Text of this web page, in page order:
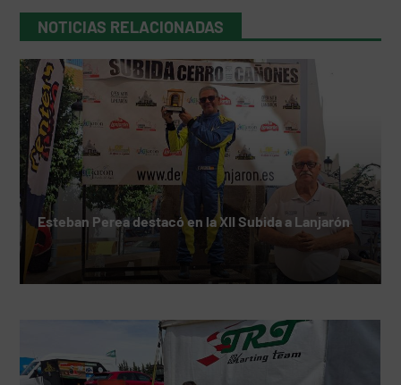
NOTICIAS RELACIONADAS
Esteban Perea destacó en la XII Subida a Lanjarón